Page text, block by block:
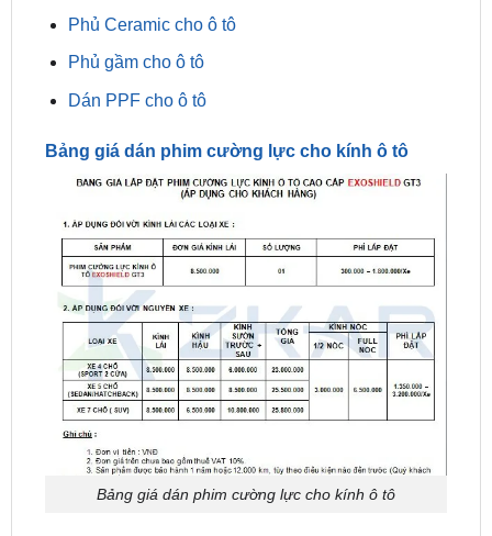
Bảng giá dán phim cường lực cho kính ô tô
Địa chỉ dán phim cường lực cho ô tô uy